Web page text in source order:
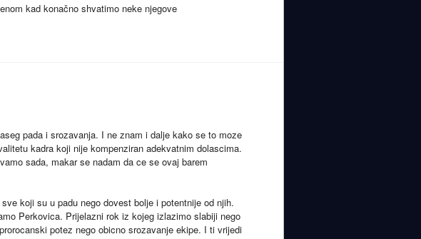
kad konačno shvatimo neke njegove
pada i srozavanja. I ne znam i dalje kako se to moze
kadra koji nije kompenziran adekvatnim dolascima.
sada, makar se nadam da ce se ovaj barem
koji su u padu nego dovest bolje i potentnije od njih.
Perkovica. Prijelazni rok iz kojeg izlazimo slabiji nego
potez nego obicno srozavanje ekipe. I ti vrijedi